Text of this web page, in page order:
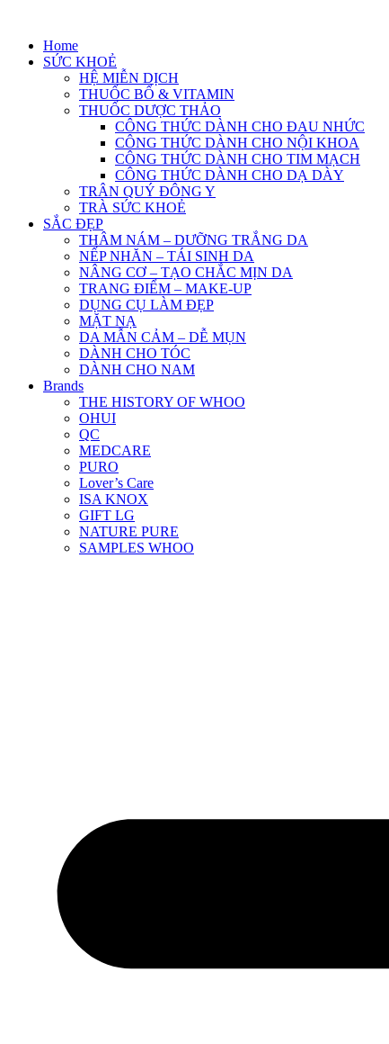
contentHome
SỨC KHOẺ
HỆ MIỄN DỊCH
THUỐC BỔ & VITAMIN
THUỐC DƯỢC THẢO
CÔNG THỨC DÀNH CHO ĐAU NHỨC
CÔNG THỨC DÀNH CHO NỘI KHOA
CÔNG THỨC DÀNH CHO TIM MẠCH
CÔNG THỨC DÀNH CHO DẠ DÀY
TRÂN QUÝ ĐÔNG Y
TRÀ SỨC KHOẺ
SẮC ĐẸP
THÂM NÁM – DƯỠNG TRẮNG DA
NẾP NHĂN – TÁI SINH DA
NÂNG CƠ – TẠO CHẮC MỊN DA
TRANG ĐIỂM – MAKE-UP
DỤNG CỤ LÀM ĐẸP
MẶT NẠ
DA MẪN CẢM – DỄ MỤN
DÀNH CHO TÓC
DÀNH CHO NAM
Brands
THE HISTORY OF WHOO
OHUI
QC
MEDCARE
PURO
Lover’s Care
ISA KNOX
GIFT LG
NATURE PURE
SAMPLES WHOO